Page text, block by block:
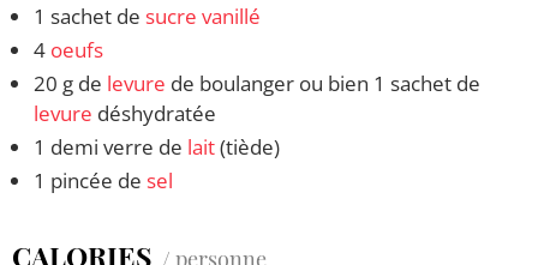
1 sachet de sucre vanillé
4 oeufs
20 g de levure de boulanger ou bien 1 sachet de
levure déshydratée
1 demi verre de lait(tiède)
1 pincée de sel
CALORIES / personne